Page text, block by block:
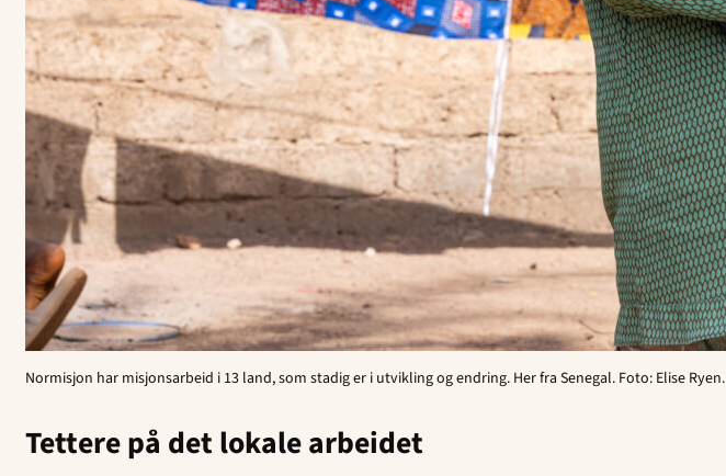
Normisjon har misjonsarbeid i 13 land, som stadig er i utvikling og endring. Her fra Senegal. Foto: Elise Ryen.
Tettere på det lokale arbeidet